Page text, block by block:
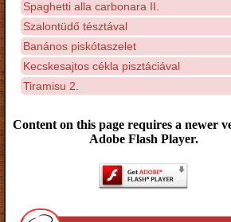
Spaghetti alla carbonara II.
Szalontüdő tésztával
Banános piskótaszelet
Kecskesajtos cékla pisztáciával
Tiramisu 2.
Content on this page requires a newer
Adobe Flash Player.